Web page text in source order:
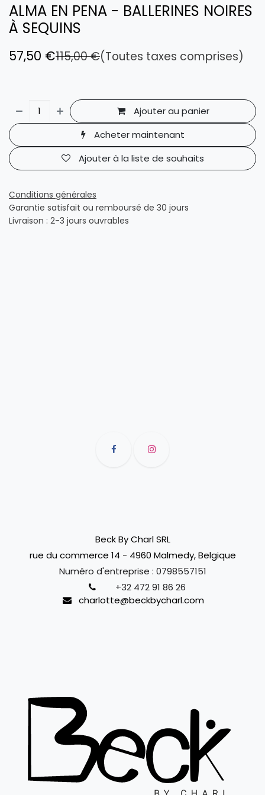
ALMA EN PENA - BALLERINES NOIRES
À SEQUINS
57,50 €115,00€(Toutes taxes comprises)
Ajouter au panier
Acheter maintenant
Ajouter à la liste de souhaits
Conditions générales
Garantie satisfait ou remboursé de 30 jours
Livraison : 2-3 jours ouvrables
Beck By Charl SRL
rue du commerce 14 - 4960 Malmedy, Belgique
Numéro d'entreprise : 0798557151
+32 472 91 86 26
charlotte@beckbycharl.com